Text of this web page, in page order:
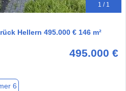
1 / 1
Hellern 495.000 € 146 m²
495.000 €
6